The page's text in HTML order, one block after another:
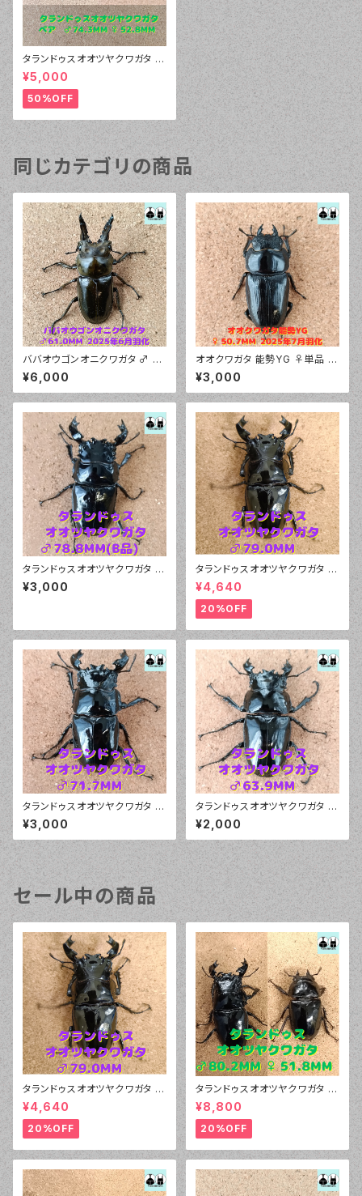
タランドゥスオオツヤクワガタ ♂
74.3mm ♀ 52.8mm ペア
¥5,000
50%OFF
同じカテゴリの商品
ババオウゴンオニクワガタ ♂ 6
1.0mm
¥6,000
オオクワガタ 能勢YG ♀単品 5
0.7mm 新成虫
¥3,000
タランドゥスオオツヤクワガタ ♂
78.8mm（B品）
¥3,000
タランドゥスオオツヤクワガタ ♂
79.0mm 販売中
¥4,640
20%OFF
タランドゥスオオツヤクワガタ ♂
71.7mm
¥3,000
タランドゥスオオツヤクワガタ ♂
63.9mm
¥2,000
セール中の商品
タランドゥスオオツヤクワガタ ♂
79.0mm 販売中
¥4,640
20%OFF
タランドゥスオオツヤクワガタ ♂
80.2mm、♀51.8mm ペア
¥8,800
20%OFF